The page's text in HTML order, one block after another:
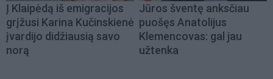
Į Klaipėdą iš emigracijos
grįžusi Karina Kučinskienė
įvardijo didžiausią savo
norą
Jūros šventę anksčiau
puošęs Anatolijus
Klemencovas: gal jau
užtenka